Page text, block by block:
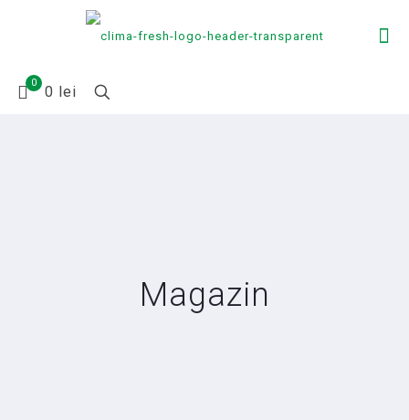
0
0 lei
Magazin